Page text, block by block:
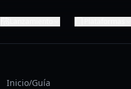
Inicio/Guía